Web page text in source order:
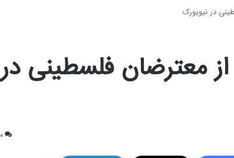
در نیویورک
معترضان فلسطینی در
۰